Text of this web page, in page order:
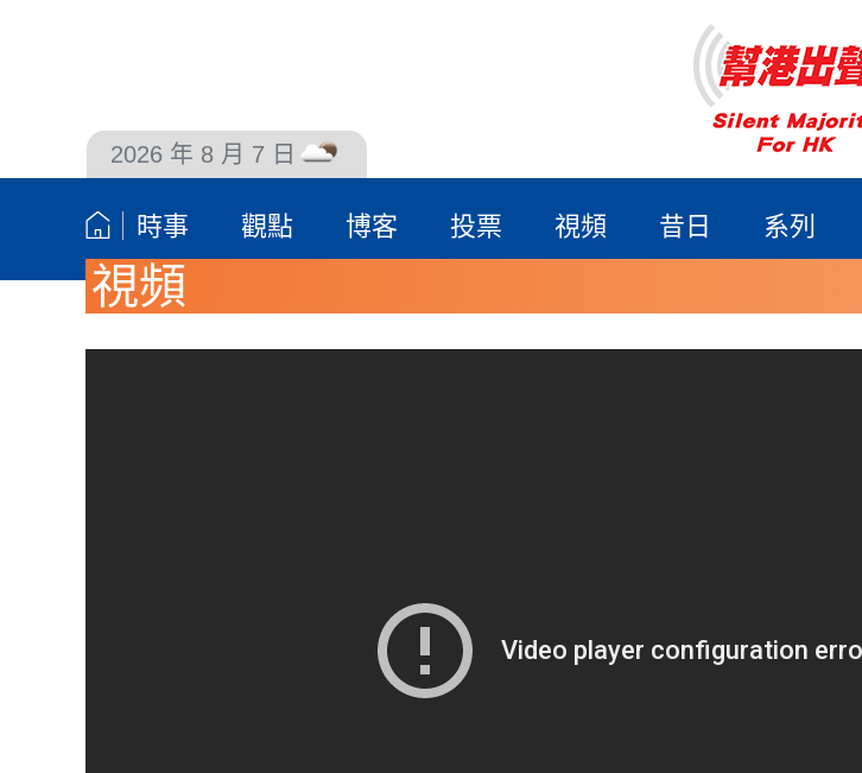
2026 年 8 月 7 日
時事 觀點 博客 投票 視頻 昔日 系列
視頻